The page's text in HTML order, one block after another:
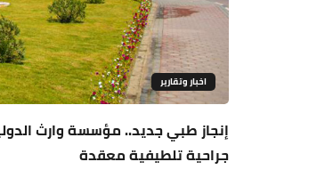
اخبار وتقارير
إنجاز طبي جديد.. مؤسسة وارث
جراحية تلطيفية معقدة